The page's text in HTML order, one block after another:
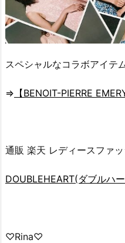
スペシャルなコラボアイテ
⇒ 【BENOIT-PIERRE
通販 楽天 レディースファ
DOUBLEHEART(ダブルハ
♡Rina♡